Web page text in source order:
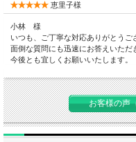
恵里子様
小林 様
いつも、ご丁寧な対応ありがとうご
面倒な質問にも迅速にお答えいただ
今後とも宜しくお願いいたします。
お客様の声